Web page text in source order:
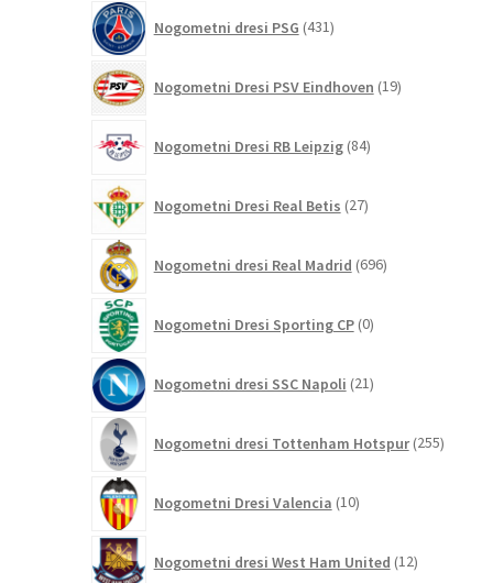
Nogometni dresi PSG 431izdelkov
Nogometni Dresi PSV Eindhoven 19izdelkov
Nogometni Dresi RB Leipzig 84izdelkov
Nogometni Dresi Real Betis 27izdelkov
Nogometni dresi Real Madrid 696izdelkov
Nogometni Dresi Sporting CP 0izdelkov
Nogometni dresi SSC Napoli 21izdelkov
Nogometni dresi Tottenham Hotspur 255
Nogometni Dresi Valencia 10izdelkov
Nogometni dresi West Ham United 12izdelkov